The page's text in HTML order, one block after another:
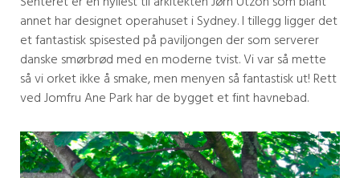
annet har designet operahuset i Sydney. I tillegg ligger det
et fantastisk spisested på paviljongen der som serverer
danske smørbrød med en moderne tvist. Vi var så mette
så vi orket ikke å smake, men menyen så fantastisk ut! Rett
ved Jomfru Ane Park har de bygget et fint havnebad.